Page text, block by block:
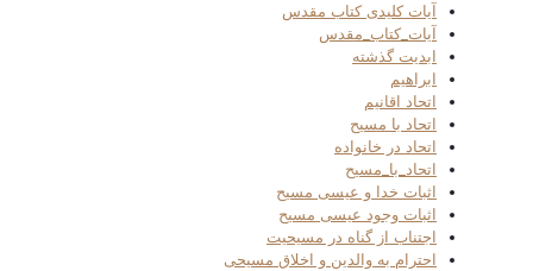
آیات کلیدی کتاب مقدس
آیات_کتاب_مقدس
ابدیت گذشته
ابراهیم
اتحاد اقانیم
اتحاد با مسیح
اتحاد در خانواده
اتحاد_با_مسیح
اثبات خدا و عیسی مسیح
اثبات وجود عیسی مسیح
اجتناب از گناه در مسیحیت
احترام به والدین و اخلاق مسیحی